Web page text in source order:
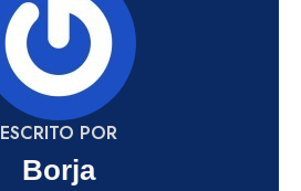
ESCRITO POR
Borja